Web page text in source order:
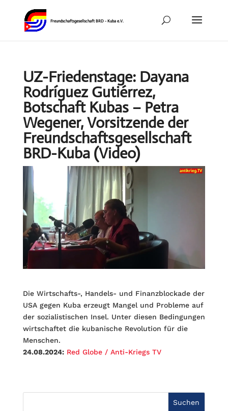
UZ-Friedenstage: Dayana
Rodríguez Gutiérrez,
Botschaft Kubas – Petra
Wegener, Vorsitzende der
Freundschaftsgesellschaft
BRD-Kuba (Video)
Die Wirtschafts-, Handels- und Finanzblockade der
USA gegen Kuba erzeugt Mangel und Probleme auf
der sozialistischen Insel. Unter diesen Bedingungen
wirtschaftet die kubanische Revolution für die
Menschen.
24.08.2024: Red Globe / Anti-Kriegs TV
Suchen